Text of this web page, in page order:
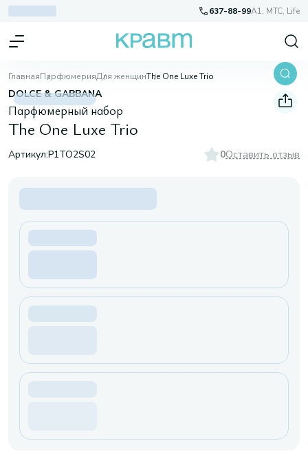
637-88-99A1, МТС, Life
ГлавнаяПарфюмерияДля женщинThe One Luxe Trio
DOLCE & GABBANA
Парфюмерный набор
The One Luxe Trio
Артикул:P1TO2S02 0Оставить отзыв